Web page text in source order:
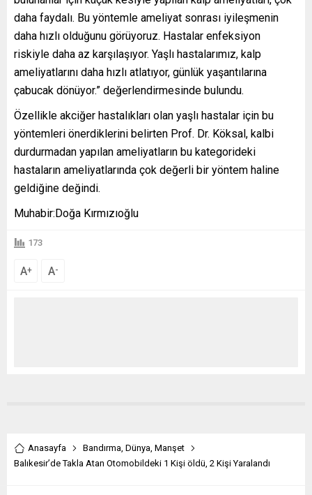
daha faydalı. Bu yöntemle ameliyat sonrası iyileşmenin
daha hızlı olduğunu görüyoruz. Hastalar enfeksiyon
riskiyle daha az karşılaşıyor. Yaşlı hastalarımız, kalp
ameliyatlarını daha hızlı atlatıyor, günlük yaşantılarına
çabucak dönüyor.” değerlendirmesinde bulundu.
Özellikle akciğer hastalıkları olan yaşlı hastalar için bu
yöntemleri önerdiklerini belirten Prof. Dr. Köksal, kalbi
durdurmadan yapılan ameliyatların bu kategorideki
hastaların ameliyatlarında çok değerli bir yöntem haline
geldiğine değindi.
Muhabir:Doğa Kırmızıoğlu
173
A+ A-
Anasayfa Bandırma Dünya Manşet
Balıkesir’de Takla Atan Otomobildeki 1 Kişi öldü, 2 Kişi Yaralandı